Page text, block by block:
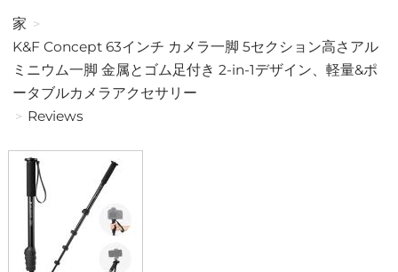
家
K&F Concept 63インチ カメラ一脚 5セクション高さアル
ミニウム一脚 金属とゴム足付き 2-in-1デザイン、軽量&ポ
ータブルカメラアクセサリー
Reviews